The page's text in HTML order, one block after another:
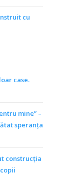
cu
case.
mine” –
speranța
construcția